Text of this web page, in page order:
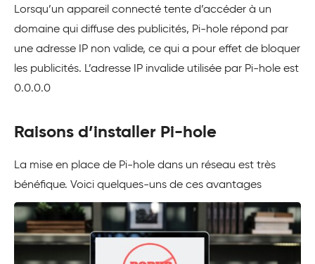
Lorsqu’un appareil connecté tente d’accéder à un
domaine qui diffuse des publicités, Pi-hole répond par
une adresse IP non valide, ce qui a pour effet de bloquer
les publicités. L’adresse IP invalide utilisée par Pi-hole est
0.0.0.0
Raisons d’installer Pi-hole
La mise en place de Pi-hole dans un réseau est très
bénéfique. Voici quelques-uns de ces avantages